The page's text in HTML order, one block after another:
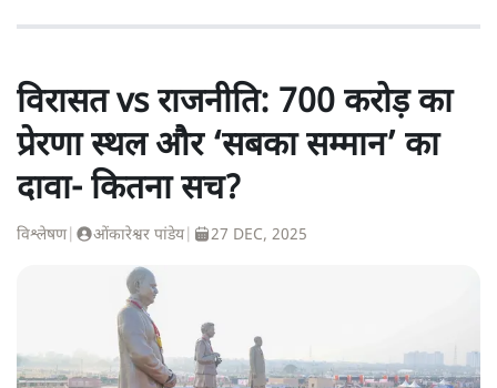
विरासत vs राजनीति: 700 करोड़ का
प्रेरणा स्थल और ‘सबका सम्मान’ का
दावा- कितना सच?
विश्लेषण| ओंकारेश्वर पांडेय| 27 DEC, 2025